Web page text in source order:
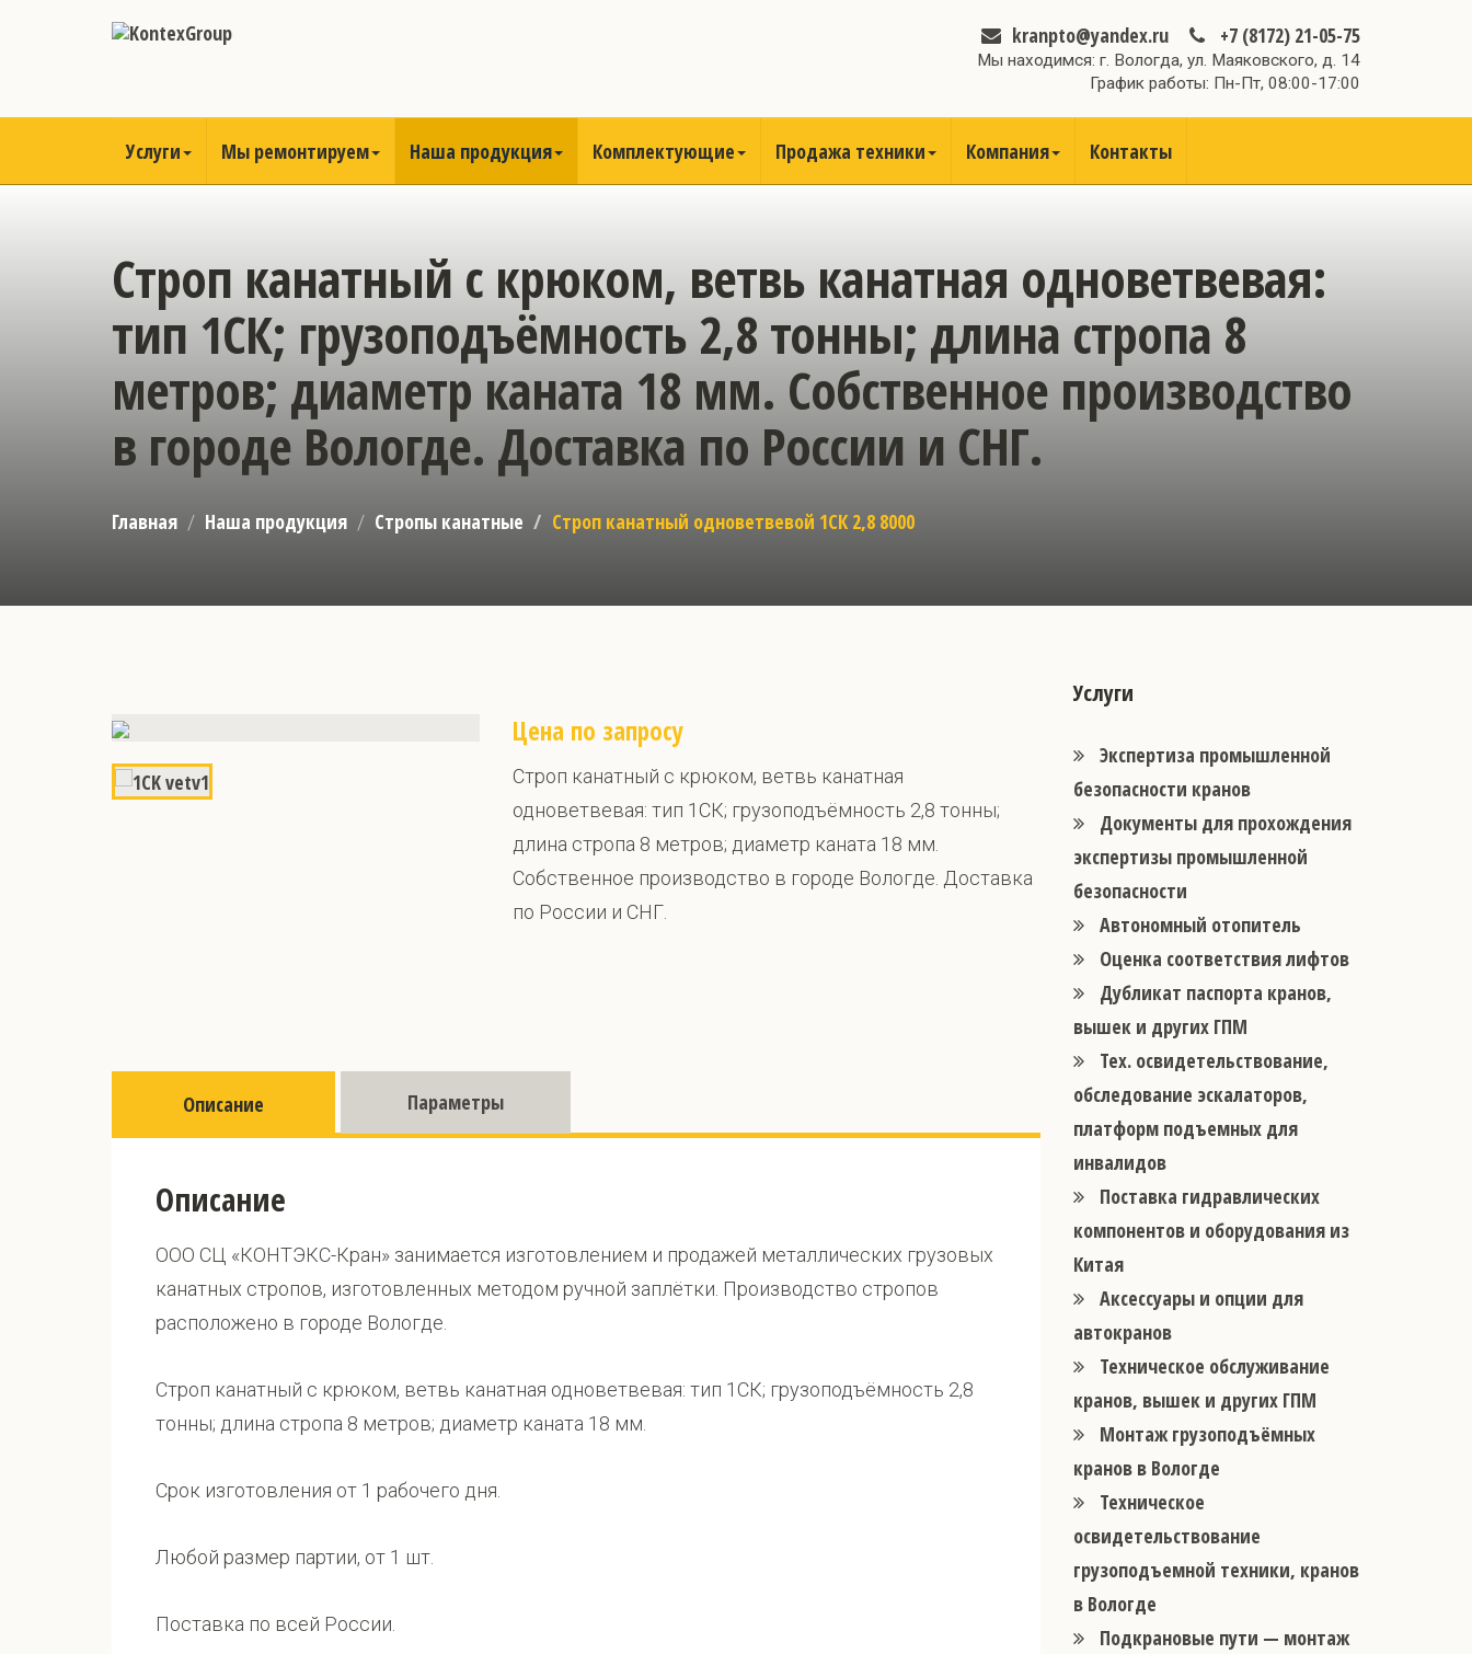
kranpto@yandex.ru +7 (8172) 21-05-75
Мы находимся: г. Вологда, ул. Маяковского, д. 14
График работы: Пн-Пт, 08:00-17:00
Услуги Мы ремонтируем Наша продукция Комплектующие Продажа техники Компания Контакты
Строп канатный с крюком, ветвь канатная одноветвевая:
тип 1СК; грузоподъёмность 2,8 тонны; длина стропа 8
метров; диаметр каната 18 мм. Собственное производство
в городе Вологде. Доставка по России и СНГ.
Главная Наша продукция Стропы канатные Строп канатный одноветвевой 1СК 2,8 8000
Цена по запросу
Строп канатный с крюком, ветвь канатная
одноветвевая: тип 1СК; грузоподъёмность 2,8 тонны;
длина стропа 8 метров; диаметр каната 18 мм.
Собственное производство в городе Вологде. Доставка
по России и СНГ.
Описание Параметры
Описание
ООО СЦ «КОНТЭКС-Кран» занимается изготовлением и продажей металлических грузовых
канатных стропов, изготовленных методом ручной заплётки. Производство стропов
расположено в городе Вологде.
Строп канатный с крюком, ветвь канатная одноветвевая: тип 1СК; грузоподъёмность 2,8
тонны; длина стропа 8 метров; диаметр каната 18 мм.
Срок изготовления от 1 рабочего дня.
Любой размер партии, от 1 шт.
Поставка по всей России.
Услуги
Экспертиза промышленной
безопасности кранов
Документы для прохождения
экспертизы промышленной
безопасности
Автономный отопитель
Оценка соответствия лифтов
Дубликат паспорта кранов,
вышек и других ГПМ
Тех. освидетельствование,
обследование эскалаторов,
платформ подъемных для
инвалидов
Поставка гидравлических
компонентов и оборудования из
Китая
Аксессуары и опции для
автокранов
Техническое обслуживание
кранов, вышек и других ГПМ
Монтаж грузоподъёмных
кранов в Вологде
Техническое
освидетельствование
грузоподъемной техники, кранов
в Вологде
Подкрановые пути — монтаж